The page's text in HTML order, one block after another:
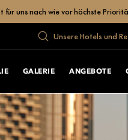
uns nach wie vor höchste
Unsere Hotels und
GALERIE ANGEBOTE